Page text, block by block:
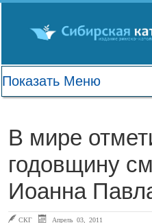
В мире
годовщину
Иоанна
СКГ Апрель 03, 2011